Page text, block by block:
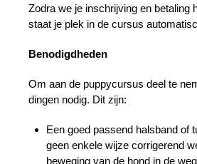
Zodra we je inschrijving en betaling
staat je plek in de cursus
Benodigdheden
Om aan de puppycursus deel te
dingen nodig. Dit zijn:
Een goed passend halsband of
geen enkele wijze corrigerend
beweging van de hond in de